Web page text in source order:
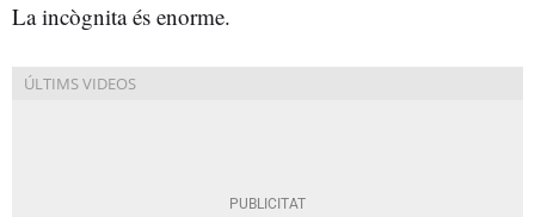
La incògnita és enorme.